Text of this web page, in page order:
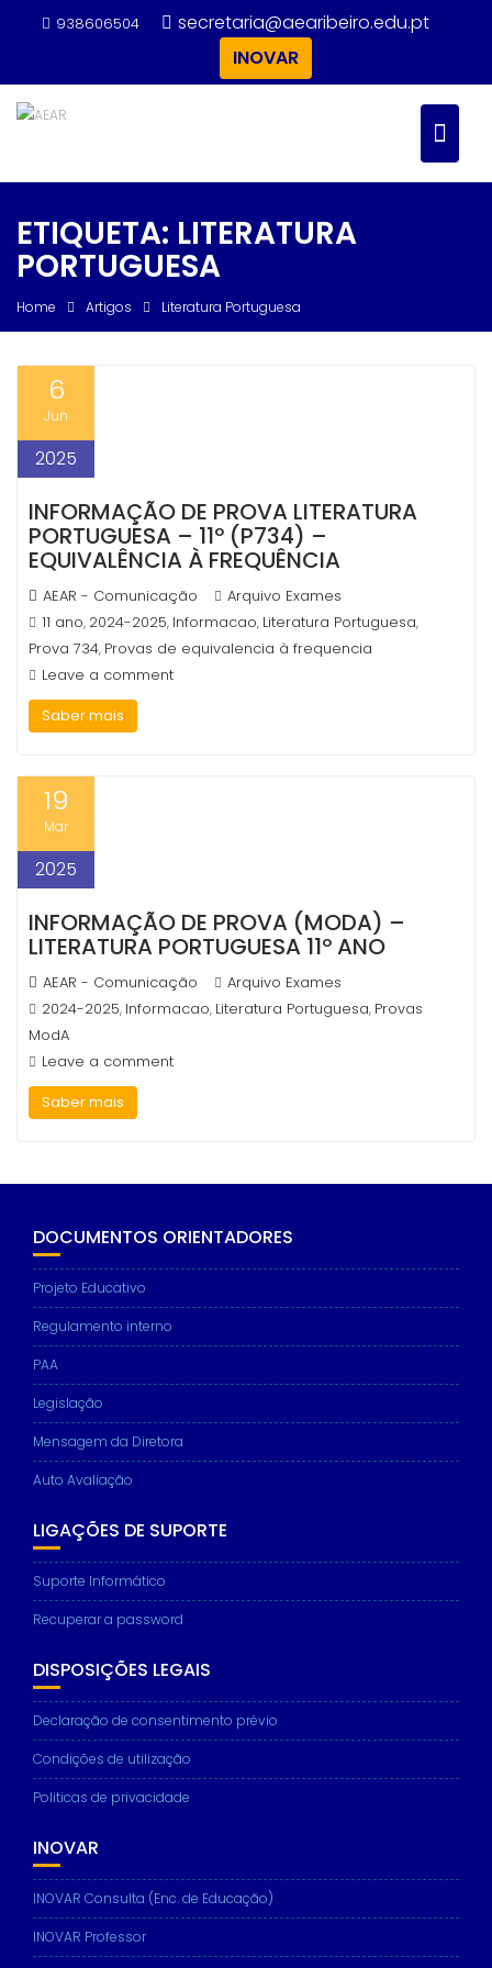
938606504
secretaria@aearibeiro.edu.pt
INOVAR
ETIQUETA: LITERATURA
PORTUGUESA
Home Artigos Literatura Portuguesa
6
Jun
2025
INFORMAÇÃO DE PROVA LITERATURA
PORTUGUESA – 11º (P734) –
EQUIVALÊNCIA À FREQUÊNCIA
AEAR - Comunicação
Arquivo Exames
11 ano, 2024-2025, Informacao, Literatura Portuguesa,
Prova 734, Provas de equivalencia à frequencia
Leave a comment
Saber mais
19
Mar
2025
INFORMAÇÃO DE PROVA (MODA) –
LITERATURA PORTUGUESA 11º ANO
AEAR - Comunicação
Arquivo Exames
2024-2025, Informacao, Literatura Portuguesa, Provas
ModA
Leave a comment
Saber mais
DOCUMENTOS ORIENTADORES
Projeto Educativo
Regulamento interno
PAA
Legislação
Mensagem da Diretora
Auto Avaliação
LIGAÇÕES DE SUPORTE
Suporte Informático
Recuperar a password
DISPOSIÇÕES LEGAIS
Declaração de consentimento prévio
Condições de utilização
Politicas de privacidade
INOVAR
INOVAR Consulta (Enc. de Educação)
INOVAR Professor